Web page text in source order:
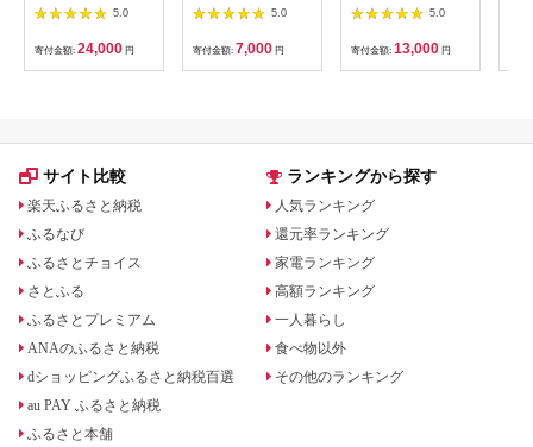
5.0
寄付金額: 24,000 円
島ポーク ロースしゃ
ぶしゃぶ用 330g[A-
054011]
5.0
寄付金額: 7,000 円
空パック〉1.6kg_13-
5.0
寄付金額: 13,000 円
サイト比較
楽天ふるさと納税
ふるなび
ふるさとチョイス
さとふる
ふるさとプレミアム
ANAのふるさと納税
dショッピングふるさと納税百選
au PAY ふるさと納税
ふるさと本舗
ランキングから探す
人気ランキング
還元率ランキング
家電ランキング
高額ランキング
一人暮らし
食べ物以外
その他のランキング